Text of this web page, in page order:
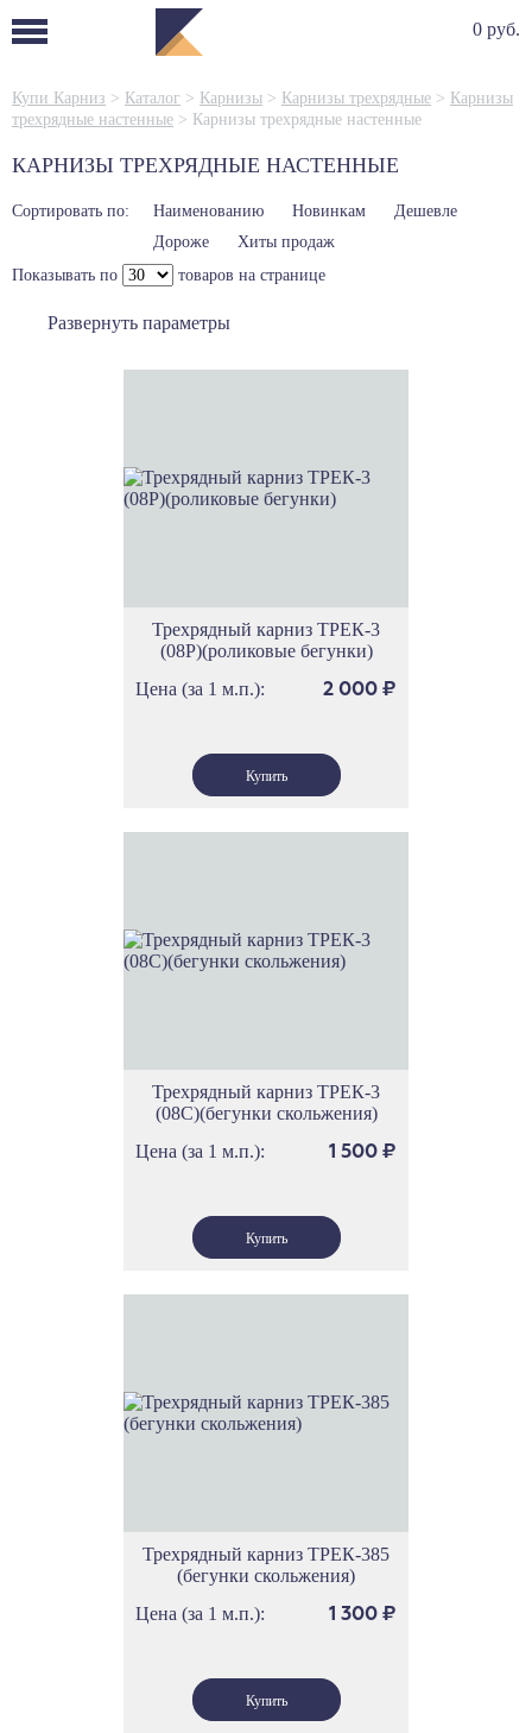
0 руб.
Купи Карниз > Каталог > Карнизы > Карнизы трехрядные > Карнизы
трехрядные настенные > Карнизы трехрядные настенные
КАРНИЗЫ ТРЕХРЯДНЫЕ НАСТЕННЫЕ
Сортировать по: Наименованию Новинкам
Дешевле
Дороже
Хиты продаж
Показывать по
товаров на странице
Развернуть параметры
Трехрядный карниз ТРЕК-3
(08Р)(роликовые бегунки)
Цена (за 1 м.п.):
2 000 ₽
Трехрядный карниз ТРЕК-3
(08С)(бегунки скольжения)
Цена (за 1 м.п.):
1 500 ₽
Трехрядный карниз ТРЕК-385
(бегунки скольжения)
Цена (за 1 м.п.):
1 300 ₽